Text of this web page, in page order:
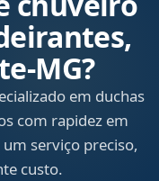
em duchas
com rapidez em
serviço preciso,
custo.